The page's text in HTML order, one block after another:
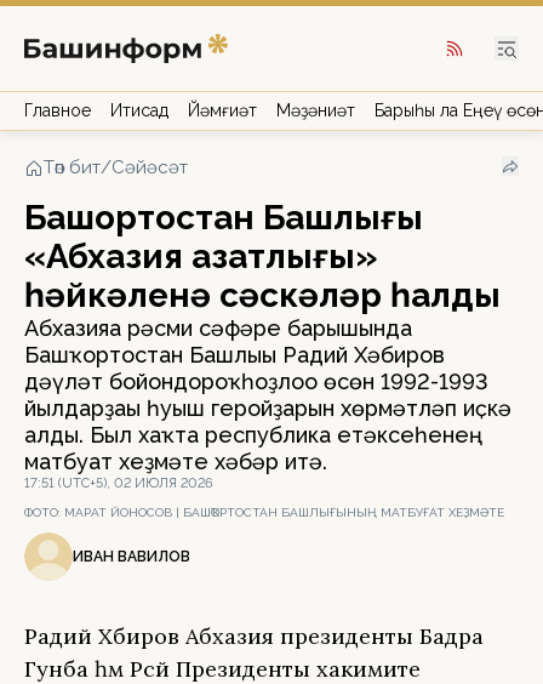
Главное Иҡтисад Йәмғиәт Мәҙәниәт Барыһы ла Еңеү
Төп бит/Сәйәсәт
Башҡортостан Башлығы
«Абхазия азатлығы»
һәйкәленә сәскәләр һалды
Абхазияға рәсми сәфәре барышында
Башҡортостан Башлығы Радий Хәбиров
дәүләт бойондороҡһоҙлоғо өсөн 1992-1993
йылдарҙағы һуғыш геройҙарын хөрмәтләп иҫкә
алды. Был хаҡта республика етәксеһенең
матбуғат хеҙмәте хәбәр итә.
17:51 (UTC+5), 02 ИЮЛЯ 2026
ФОТО: МАРАТ ЙОНОСОВ | БАШҠОРТОСТАН БАШЛЫҒЫНЫҢ МАТБУҒАТ ХЕҘМӘТЕ
ИВАН ВАВИЛОВ
Радий Хәбиров Абхазия президенты Бадра
Гунба һәм Рәсәй Президенты хакимиәте